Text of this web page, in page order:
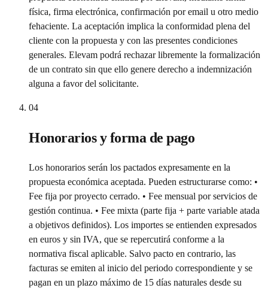
física, firma electrónica, confirmación por email u otro medio
fehaciente. La aceptación implica la conformidad plena del
cliente con la propuesta y con las presentes condiciones
generales. Elevam podrá rechazar libremente la formalización
de un contrato sin que ello genere derecho a indemnización
alguna a favor del solicitante.
04
Honorarios y forma de pago
Los honorarios serán los pactados expresamente en la
propuesta económica aceptada. Pueden estructurarse como: •
Fee fija por proyecto cerrado. • Fee mensual por servicios de
gestión continua. • Fee mixta (parte fija + parte variable atada
a objetivos definidos). Los importes se entienden expresados
en euros y sin IVA, que se repercutirá conforme a la
normativa fiscal aplicable. Salvo pacto en contrario, las
facturas se emiten al inicio del periodo correspondiente y se
pagan en un plazo máximo de 15 días naturales desde su